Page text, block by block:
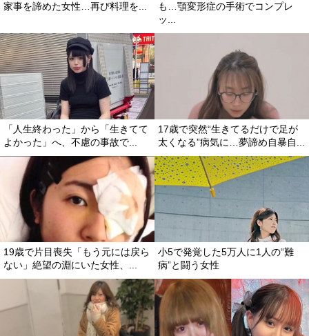
家事を諦めた女性…再び料理を...
も…顎変形症の手術でコンプレ
ッ...
「人生終わった」から「生きてて
よかった」へ、不慮の事故で...
17歳で突然“生きてるだけで足が
太くなる”病気に…夢諦め自暴自...
19歳で片目喪失「もう元には戻ら
ない」絶望の淵にいた女性、...
小5で発覚した5万人に1人の“難
病”と闘う女性